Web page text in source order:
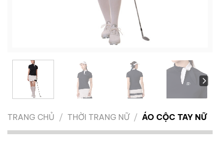
TRANG CHỦ / THỜI TRANG NỮ / ÁO CỘC TAY NỮ